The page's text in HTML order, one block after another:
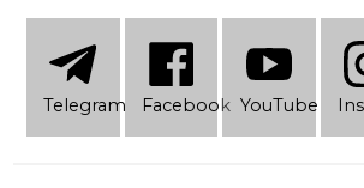
Telеgram Facebook YouTube